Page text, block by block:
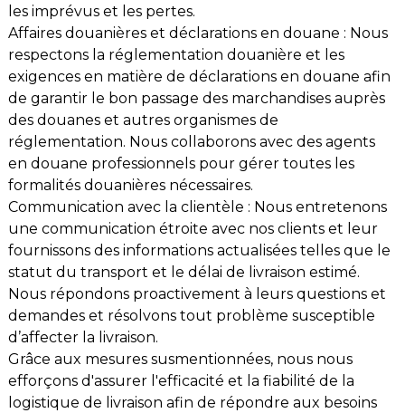
les imprévus et les pertes.
Affaires douanières et déclarations en douane : Nous
respectons la réglementation douanière et les
exigences en matière de déclarations en douane afin
de garantir le bon passage des marchandises auprès
des douanes et autres organismes de
réglementation. Nous collaborons avec des agents
en douane professionnels pour gérer toutes les
formalités douanières nécessaires.
Communication avec la clientèle : Nous entretenons
une communication étroite avec nos clients et leur
fournissons des informations actualisées telles que le
statut du transport et le délai de livraison estimé.
Nous répondons proactivement à leurs questions et
demandes et résolvons tout problème susceptible
d’affecter la livraison.
Grâce aux mesures susmentionnées, nous nous
efforçons d'assurer l'efficacité et la fiabilité de la
logistique de livraison afin de répondre aux besoins